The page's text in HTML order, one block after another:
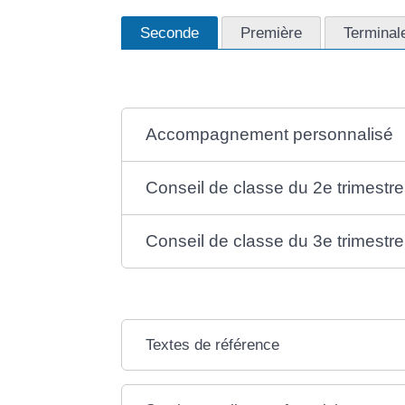
Seconde Première
Accompagnement personnalisé
Conseil de classe du 2e trimestre
Conseil de classe du 3e trimestre
Textes de référence